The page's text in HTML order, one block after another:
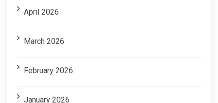
April 2026
March 2026
February 2026
January 2026